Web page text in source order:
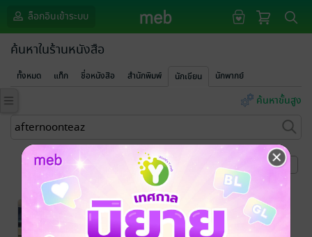
ล็อกอินเข้าระบบ
ค้นหาในร้านหนังสือ
ทั้งหมด แท็ก ชื่อหนังสือ สำนักพิมพ์ นักเขียน นักพากย์
ค้นหาขั้นสูง
หน้าที่ 1